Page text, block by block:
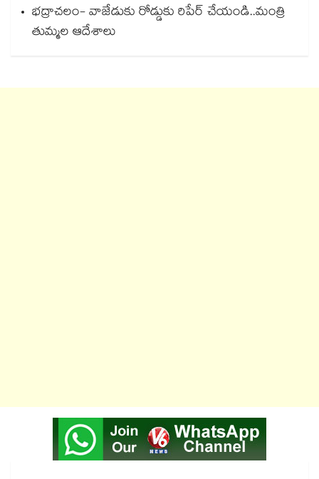
భద్రాచలం- వాజేడుకు రోడ్డుకు రిపేర్ చేయండి..మంత్రి
తుమ్మల ఆదేశాలు